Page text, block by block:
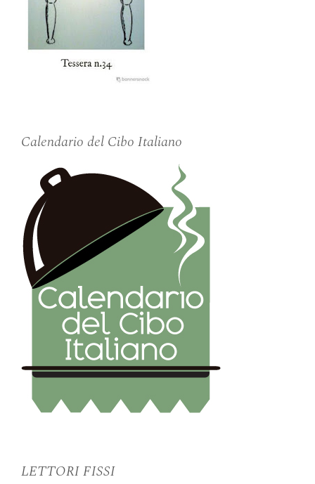
Calendario del Cibo Italiano
LETTORI FISSI